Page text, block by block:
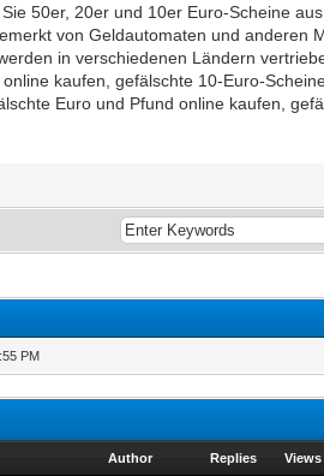
50er, 20er und 10er Euro-Scheine
von Geldautomaten und anderen
in verschiedenen Ländern
kaufen, gefälschte 10-Euro-
Euro und Pfund online kaufen,
PM
Author Replies Views